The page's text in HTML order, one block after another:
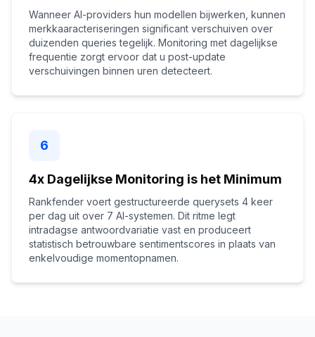
Wanneer AI-providers hun modellen bijwerken, kunnen
merkkaaracteriseringen significant verschuiven over
duizenden queries tegelijk. Monitoring met dagelijkse
frequentie zorgt ervoor dat u post-update
verschuivingen binnen uren detecteert.
6
4x Dagelijkse Monitoring is het Minimum
Rankfender voert gestructureerde querysets 4 keer
per dag uit over 7 AI-systemen. Dit ritme legt
intradagse antwoordvariatie vast en produceert
statistisch betrouwbare sentimentscores in plaats van
enkelvoudige momentopnamen.